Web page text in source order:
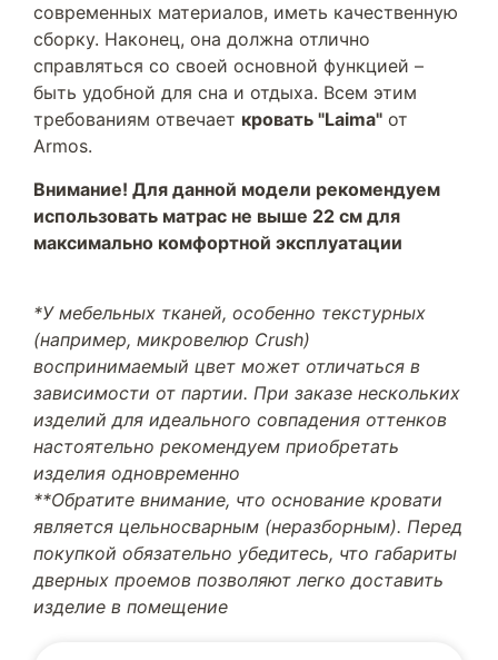
современных материалов, иметь качественную
сборку. Наконец, она должна отлично
справляться со своей основной функцией –
быть удобной для сна и отдыха. Всем этим
требованиям отвечает кровать "Laima" от
Armos.
Внимание! Для данной модели рекомендуем
использовать матрас не выше 22 см для
максимально комфортной эксплуатации
*У мебельных тканей, особенно текстурных
(например, микровелюр Crush)
воспринимаемый цвет может отличаться в
зависимости от партии. При заказе нескольких
изделий для идеального совпадения оттенков
настоятельно рекомендуем приобретать
изделия одновременно
**Обратите внимание, что основание кровати
является цельносварным (неразборным). Перед
покупкой обязательно убедитесь, что габариты
дверных проемов позволяют легко доставить
изделие в помещение